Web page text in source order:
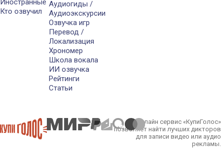
Иностранные
Кто озвучил
Аудиогиды /
Аудиоэкскурсии
Озвучка игр
Перевод /
Локализация
Хрономер
Школа вокала
ИИ озвучка
Рейтинги
Статьи
Онлайн сервис «КупиГолос»
позволяет найти лучших дикторов
для записи видео или аудио
рекламы.